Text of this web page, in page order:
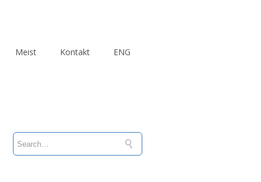
Meist Kontakt ENG